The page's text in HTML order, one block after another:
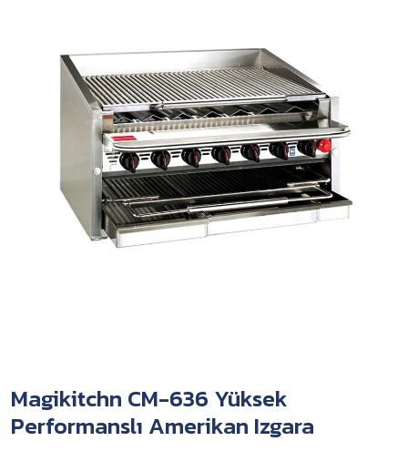
Magikitchn CM-636 Yüksek
Performanslı Amerikan Izgara